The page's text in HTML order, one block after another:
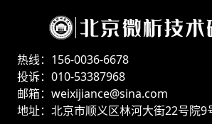
热线：156-0036-6678
投诉：010-53387968
邮箱：weixijiance@sina.com
地址：北京市顺义区林河大街22号院9